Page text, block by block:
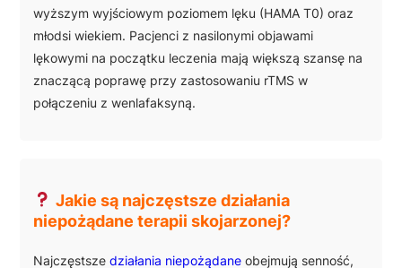
wyższym wyjściowym poziomem lęku (HAMA T0) oraz
młodsi wiekiem. Pacjenci z nasilonymi objawami
lękowymi na początku leczenia mają większą szansę na
znaczącą poprawę przy zastosowaniu rTMS w
połączeniu z wenlafaksyną.
Jakie są najczęstsze działania
niepożądane terapii skojarzonej?
Najczęstsze działania niepożądane obejmują senność,